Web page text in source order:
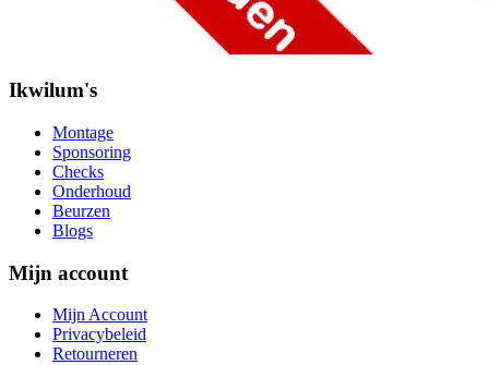
Ikwilum's
Montage
Sponsoring
Checks
Onderhoud
Beurzen
Blogs
Mijn account
Mijn Account
Privacybeleid
Retourneren